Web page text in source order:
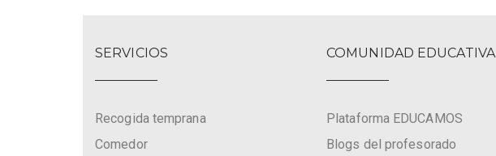
SERVICIOS
Recogida temprana
Comedor
COMUNIDAD EDUCATIVA
Plataforma EDUCAMOS
Blogs del profesorado